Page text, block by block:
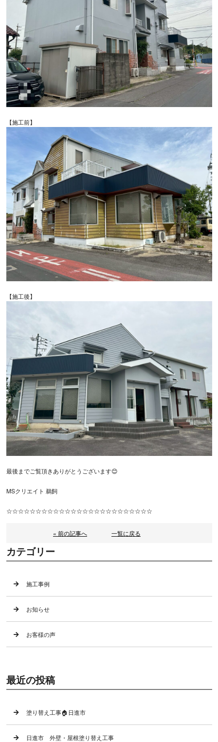
【施工前】
【施工後】
最後までご覧頂きありがとうございます😊
MSクリエイト 鵜飼
☆☆☆☆☆☆☆☆☆☆☆☆☆☆☆☆☆☆☆☆☆☆☆☆☆
« 前の記事へ 一覧に戻る
カテゴリー
施工事例
お知らせ
お客様の声
最近の投稿
塗り替え工事🏠日進市
日進市 外壁・屋根塗り替え工事